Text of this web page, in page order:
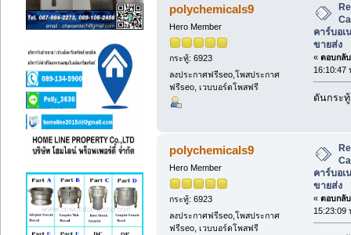
polychemicals9
Hero Member
กระทู้: 6923
ลงประกาศฟรีseo,โพสประกาศ
ฟรีseo, เวบบอร์ดโพสฟรี
คาร์บอเ
ขายส่ง
« ตอบกลั
16:10:47
ดันกระทู้
polychemicals9
Hero Member
กระทู้: 6923
ลงประกาศฟรีseo,โพสประกาศ
ฟรีseo, เวบบอร์ดโพสฟรี
คาร์บอเ
ขายส่ง
« ตอบกลั
15:23:09